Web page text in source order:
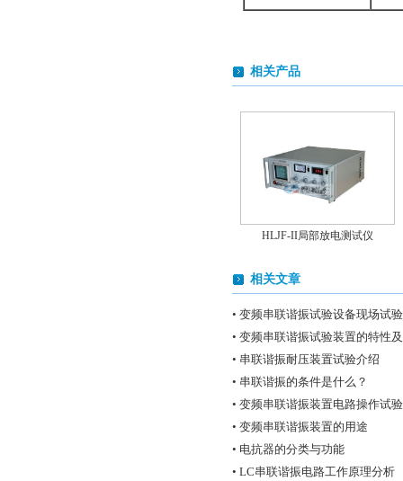
相关产品
HLJF-II局部放电测试仪
HNXZ变电站电气设备交流耐压
试验装置
相关文章
• 变频串联谐振试验设备现场试
• 变频串联谐振试验装置的特性
• 串联谐振耐压装置试验介绍
• 串联谐振的条件是什么？
• 变频串联谐振装置电路操作试验
• 变频串联谐振装置的用途
• 电抗器的分类与功能
• LC串联谐振电路工作原理分析